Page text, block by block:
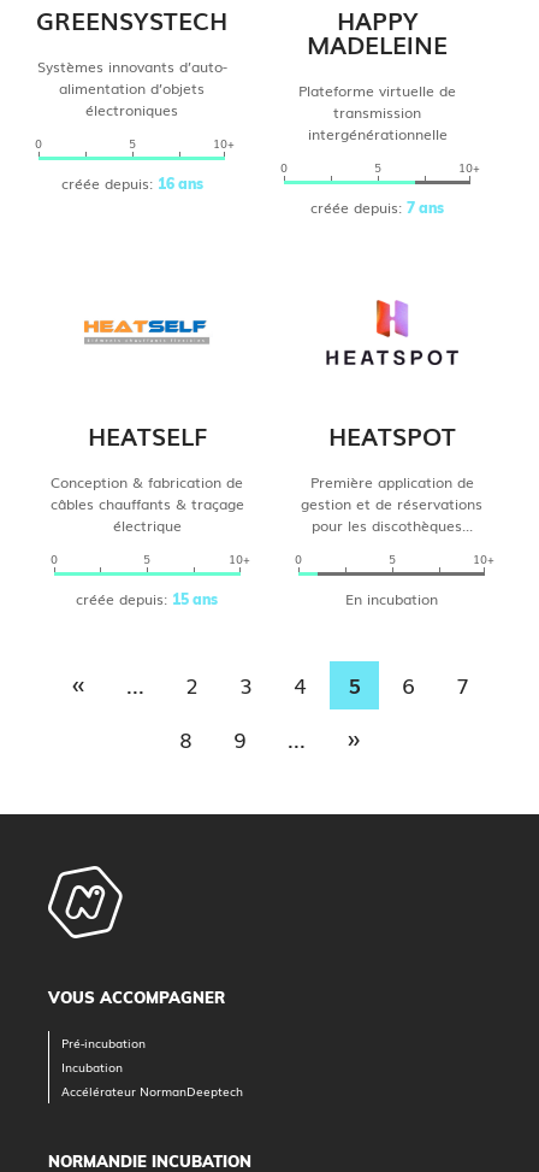
GREENSYSTECH
Systèmes innovants d’auto-
alimentation d’objets
électroniques
0 5 10+
créée depuis: 16 ans
HAPPY
MADELEINE
Plateforme virtuelle de
transmission
intergénérationnelle
0 5 10+
créée depuis:7 ans
HEATSELF
Conception & fabrication de
câbles chauffants & traçage
électrique
0 5 10+
créée depuis: 15 ans
HEATSPOT
Première application de
gestion et de réservations
pour les discothèques...
0 5 10+
En incubation
« ... 2 3 4 5 6
7
8
9 ... »
VOUS ACCOMPAGNER
Pré-incubation
Incubation
Accélérateur NormanDeeptech
NORMANDIE INCUBATION